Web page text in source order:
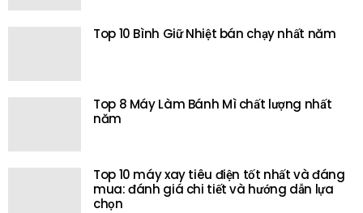
Top 10 Bình Giữ Nhiệt bán chạy nhất năm
Top 8 Máy Làm Bánh Mì chất lượng nhất
năm
Top 10 máy xay tiêu điện tốt nhất và đáng
mua: đánh giá chi tiết và hướng dẫn lựa
chọn